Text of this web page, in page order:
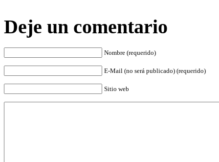
Deje un comentario
Nombre (requerido)
E-Mail (no será publicado) (requerido)
Sitio web